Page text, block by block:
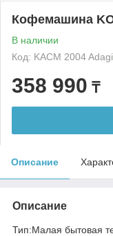
Кофемашина
В наличии
Код: KACM 2004
358 990 ₸
Описание
Описание
Тип:Малая бытовая